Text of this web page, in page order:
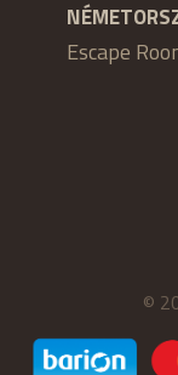
Escape
©